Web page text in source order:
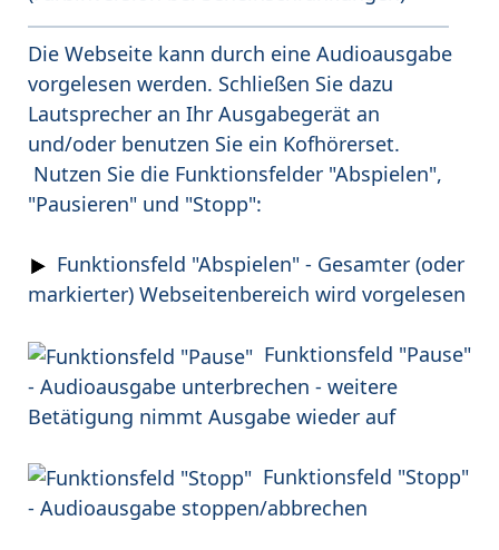
Die Webseite kann durch eine Audioausgabe
vorgelesen werden. Schließen Sie dazu
Lautsprecher an Ihr Ausgabegerät an
und/oder benutzen Sie ein Kofhörerset.
Nutzen Sie die Funktionsfelder "Abspielen",
"Pausieren" und "Stopp":
Funktionsfeld "Abspielen" - Gesamter (oder
markierter) Webseitenbereich wird vorgelesen
Funktionsfeld "Pause"
- Audioausgabe unterbrechen - weitere
Betätigung nimmt Ausgabe wieder auf
Funktionsfeld "Stopp"
- Audioausgabe stoppen/abbrechen